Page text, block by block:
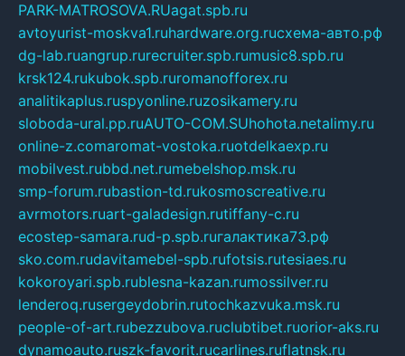
PARK-MATROSOVA.RUagat.spb.ru
avtoyurist-moskva1.ruhardware.org.ruсхема-авто.рф
dg-lab.ruangrup.rurecruiter.spb.rumusic8.spb.ru
krsk124.rukubok.spb.ruromanofforex.ru
analitikaplus.ruspyonline.ruzosikamery.ru
sloboda-ural.pp.ruAUTO-COM.SUhohota.netalimy.ru
online-z.comaromat-vostoka.ruotdelkaexp.ru
mobilvest.rubbd.net.rumebelshop.msk.ru
smp-forum.rubastion-td.rukosmoscreative.ru
avrmotors.ruart-galadesign.rutiffany-c.ru
ecostep-samara.rud-p.spb.ruгалактика73.рф
sko.com.rudavitamebel-spb.rufotsis.rutesiaes.ru
kokoroyari.spb.rublesna-kazan.rumossilver.ru
lenderoq.rusergeydobrin.rutochkazvuka.msk.ru
people-of-art.rubezzubova.ruclubtibet.ruorior-aks.ru
dynamoauto.ruszk-favorit.rucarlines.ruflatnsk.ru